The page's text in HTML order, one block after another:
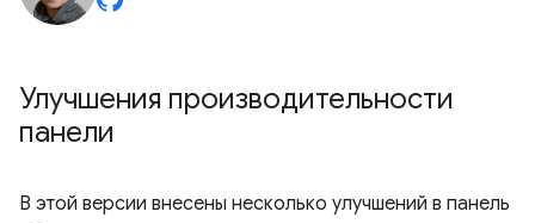
Улучшения производительности
панели
В этой версии внесены несколько улучшений в панель